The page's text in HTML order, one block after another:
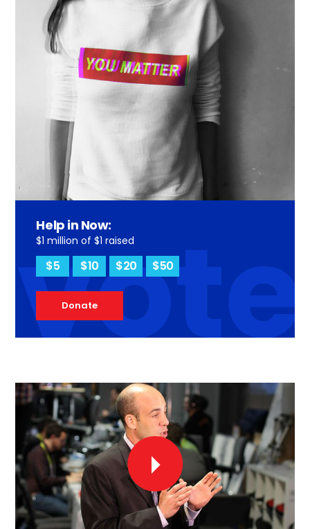
vote
Help in Now:
$1 million of $1 raised
$5 $10 $20 $50
Donate